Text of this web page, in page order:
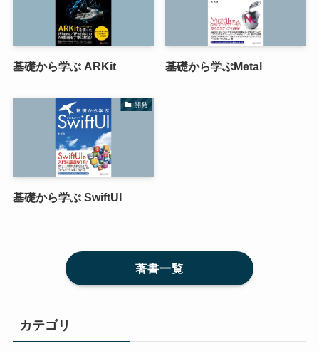
基礎から学ぶ ARKit 基礎から学ぶMetal
開発
基礎から学ぶ SwiftUI
著書一覧
カテゴリ